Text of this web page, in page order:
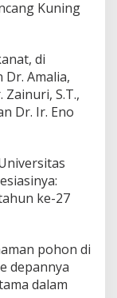
Kuning
di
Amalia,
Zainuri, S.T.,
Dr. Ir. Eno
ke-27
pohon di
depannya
dalam